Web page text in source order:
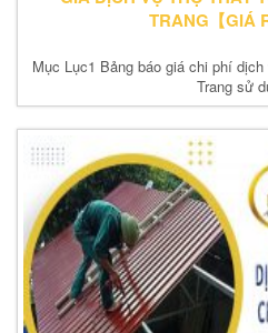
TRANG【GIÁ
Mục Lục1 Bảng báo giá chi phí
Trang sử